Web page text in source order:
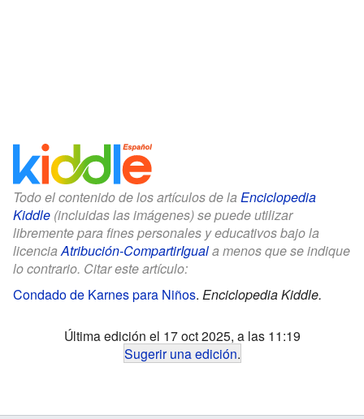
Todo el contenido de los artículos de la Enciclopedia
Kiddle (incluidas las imágenes) se puede utilizar
libremente para fines personales y educativos bajo la
licenciaAtribución-CompartirIguala menos que se indique
lo contrario. Citar este artículo:
Condado de Karnes para Niños. Enciclopedia Kiddle.
Última edición el 17 oct 2025, a las 11:19
Sugerir una edición.